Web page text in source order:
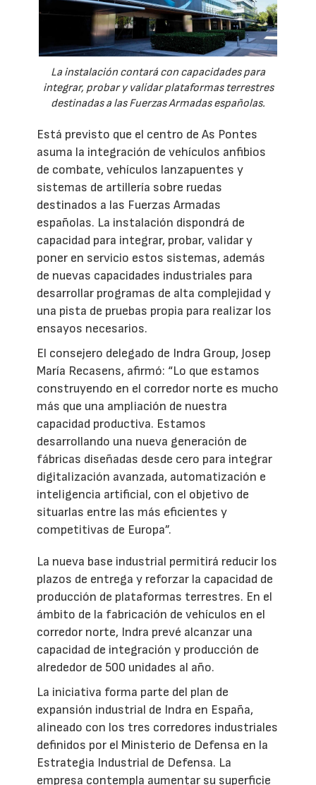
La instalación contará con capacidades para
integrar, probar y validar plataformas terrestres
destinadas a las Fuerzas Armadas españolas.
Está previsto que el centro de As Pontes
asuma la integración de vehículos anfibios
de combate, vehículos lanzapuentes y
sistemas de artillería sobre ruedas
destinados a las Fuerzas Armadas
españolas. La instalación dispondrá de
capacidad para integrar, probar, validar y
poner en servicio estos sistemas, además
de nuevas capacidades industriales para
desarrollar programas de alta complejidad y
una pista de pruebas propia para realizar los
ensayos necesarios.
El consejero delegado de Indra Group, Josep
María Recasens, afirmó: “Lo que estamos
construyendo en el corredor norte es mucho
más que una ampliación de nuestra
capacidad productiva. Estamos
desarrollando una nueva generación de
fábricas diseñadas desde cero para integrar
digitalización avanzada, automatización e
inteligencia artificial, con el objetivo de
situarlas entre las más eficientes y
competitivas de Europa”.
La nueva base industrial permitirá reducir los
plazos de entrega y reforzar la capacidad de
producción de plataformas terrestres. En el
ámbito de la fabricación de vehículos en el
corredor norte, Indra prevé alcanzar una
capacidad de integración y producción de
alrededor de 500 unidades al año.
La iniciativa forma parte del plan de
expansión industrial de Indra en España,
alineado con los tres corredores industriales
definidos por el Ministerio de Defensa en la
Estrategia Industrial de Defensa. La
empresa contempla aumentar su superficie